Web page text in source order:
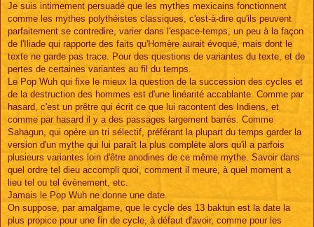
Je suis intimement persuadé que les mythes mexicains fonctionnent
comme les mythes polythéistes classiques, c'est-à-dire qu'ils peuvent
parfaitement se contredire, varier dans l'espace-temps, un peu à la façon
de l'Iliade qui rapporte des faits qu'Homère aurait évoqué, mais dont le
texte ne garde pas trace. Pour des questions de variantes du texte, et de
pertes de certaines variantes au fil du temps.
Le Pop Wuh qui fixe le mieux la question de la succession des cycles et
de la destruction des hommes est d'une linéarité accablante. Comme par
hasard, c'est un prêtre qui écrit ce que lui racontent des Indiens, et
comme par hasard il y a des passages largement barrés. Comme
Sahagun, qui opère un tri sélectif, préférant la plupart du temps garder la
version d'un mythe qui lui paraît la plus complète alors qu'il a parfois
plusieurs variantes loin d'être anodines de ce même mythe. Savoir dans
quel ordre tel dieu accompli quoi, comment il meure, à quel moment a
lieu tel ou tel évènement, etc.
Jamais le Pop Wuh ne donne une date.
On suppose, par amalgame, que le cycle des 13 baktun est la date la
plus propice pour une fin de cycle, à défaut d'avoir, comme pour les